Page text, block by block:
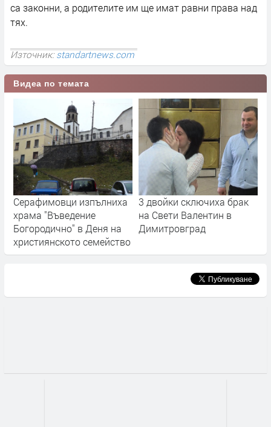
са законни, а родителите им ще имат равни права над
тях.
Източник:standartnews.com
Видеа по темата
Серафимовци изпълниха
храма "Въведение
Богородично" в Деня на
християнското семейство
3 двойки сключиха брак
на Свети Валентин в
Димитровград